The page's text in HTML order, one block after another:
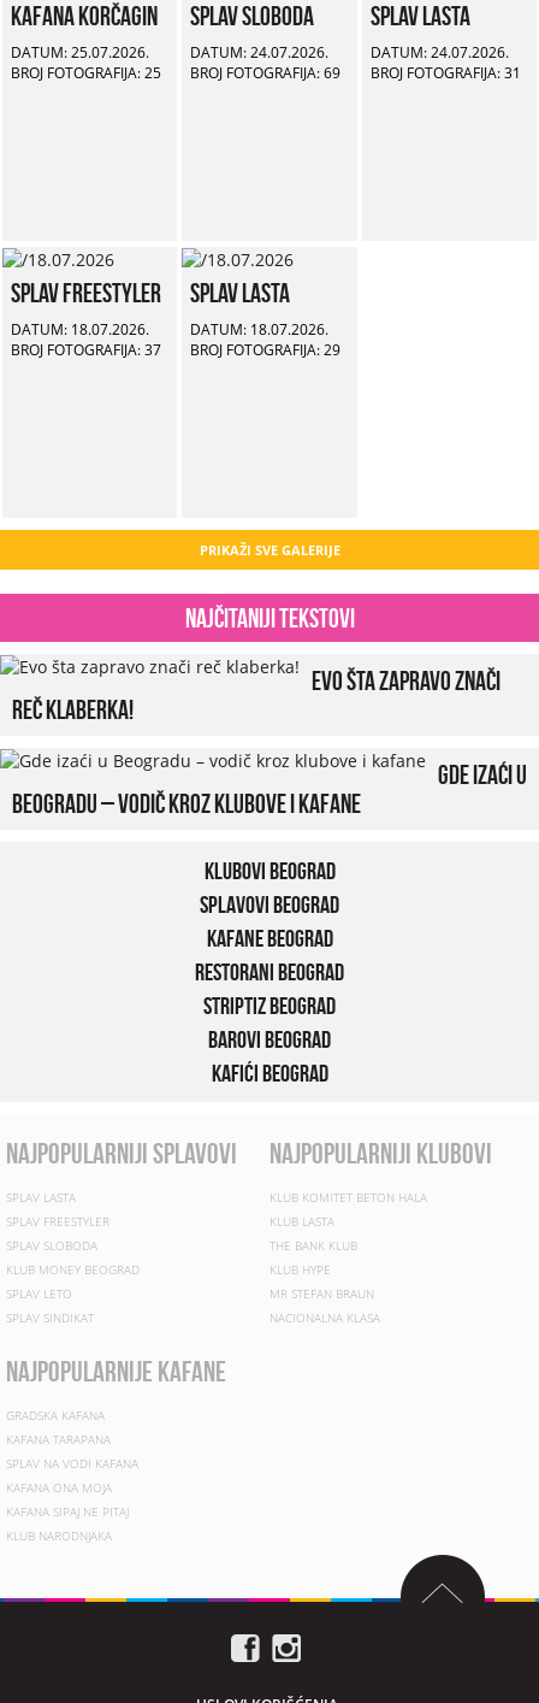
Kafana Korčagin
DATUM: 25.07.2026.
BROJ FOTOGRAFIJA: 25
Splav Sloboda
DATUM: 24.07.2026.
BROJ FOTOGRAFIJA: 69
Splav Lasta
DATUM: 24.07.2026.
BROJ FOTOGRAFIJA: 31
Splav Freestyler
DATUM: 18.07.2026.
BROJ FOTOGRAFIJA: 37
Splav Lasta
DATUM: 18.07.2026.
BROJ FOTOGRAFIJA: 29
PRIKAŽI SVE GALERIJE
Najčitaniji tekstovi
Evo šta zapravo znači
reč klaberka!
Gde izaći u
Beogradu – vodič kroz klubove i kafane
Klubovi Beograd
Splavovi Beograd
Kafane Beograd
Restorani Beograd
Striptiz Beograd
Barovi Beograd
Kafići Beograd
najpopularniji splavovi
SPLAV LASTA
SPLAV FREESTYLER
SPLAV SLOBODA
KLUB MONEY BEOGRAD
SPLAV LETO
SPLAV SINDIKAT
najpopularniji klubovi
KLUB KOMITET BETON HALA
KLUB LASTA
THE BANK KLUB
KLUB HYPE
MR STEFAN BRAUN
NACIONALNA KLASA
najpopularnije kafane
GRADSKA KAFANA
KAFANA TARAPANA
SPLAV NA VODI KAFANA
KAFANA ONA MOJA
KAFANA SIPAJ NE PITAJ
KLUB NARODNJAKA